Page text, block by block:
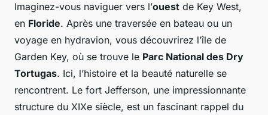
Imaginez-vous naviguer vers l’ouest de Key West,
en Floride. Après une traversée en bateau ou un
voyage en hydravion, vous découvrirez l’île de
Garden Key, où se trouve le Parc National des Dry
Tortugas. Ici, l’histoire et la beauté naturelle se
rencontrent. Le fort Jefferson, une impressionnante
structure du XIXe siècle, est un fascinant rappel du